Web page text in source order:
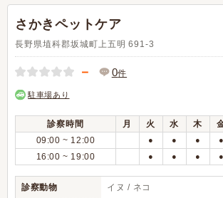
さかきペットケア
長野県埴科郡坂城町上五明 691-3
－ 0件
駐車場あり
診察時間 月 火 水 木
09:00 ~ 12:00
● ● ● ●
16:00 ~ 19:00 ● ● ● ●
診察動物 イヌ / ネコ